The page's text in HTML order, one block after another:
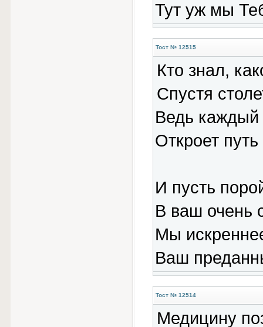
Тут уж мы
Тост № 12515
Кто знал,
Спустя
Ведь каждый
Откроет
И пусть
В ваш очень
Мы
Ваш
Тост № 12514
Медицину